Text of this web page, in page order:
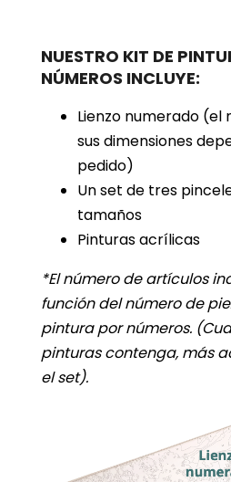
NUESTRO KIT DE
NÚMEROS INCLUYE:
Lienzo numerado (el
sus dimensiones
pedido)
Un set de tres
tamaños
Pinturas acrílicas
*El número de artículos
función del número de
pintura por números.
pinturas contenga, más
el set).